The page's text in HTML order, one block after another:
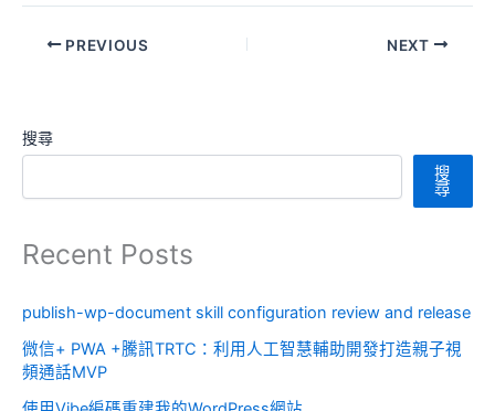
PREVIOUS NEXT
搜尋
搜
尋
Recent Posts
publish-wp-document skill configuration review and release
微信+ PWA +騰訊TRTC：利用人工智慧輔助開發打造親子視
頻通話MVP